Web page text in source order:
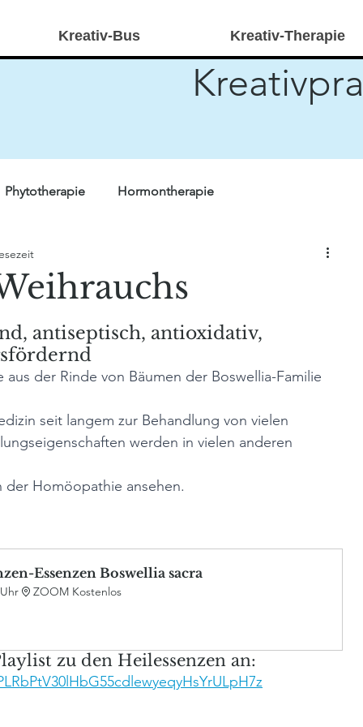
Kreativ-Bus Kreativ-Therapie
Phytotherapie Hormontherapie
Stricken
kreativ-bus
antiseptisch, antioxidativ,
der Rinde von Bäumen der Boswellia-Familie
seit langem zur Behandlung von vielen
werden in vielen anderen
Homöopathie ansehen.
Essenzen Boswellia sacra
ZOOM Kostenlos
zu den Heilessenzen an: